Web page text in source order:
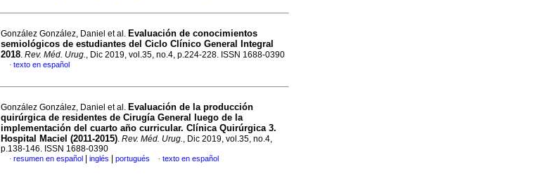
González González, Daniel et al. Evaluación de conocimientos
semiológicos de estudiantes del Ciclo Clínico General Integral
2018. Rev. Méd. Urug., Dic 2019, vol.35, no.4, p.224-228. ISSN 1688-0390
· texto en español
González González, Daniel et al. Evaluación de la producción
quirúrgica de residentes de Cirugía General luego de la
implementación del cuarto año curricular. Clínica Quirúrgica 3.
Hospital Maciel (2011-2015). Rev. Méd. Urug., Dic 2019, vol.35, no.4,
p.138-146. ISSN 1688-0390
· resumen en español inglés portugués · texto en español